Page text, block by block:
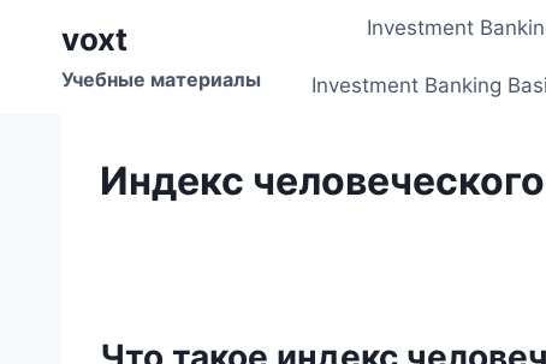
содержимому
voxt
Учебные материалы
Investment
Investment Banking
Индекс